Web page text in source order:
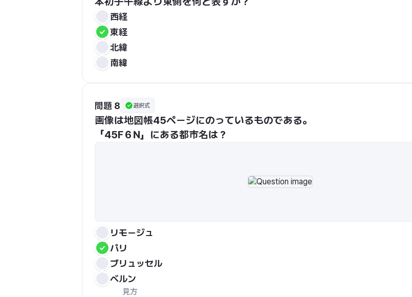
西経
東経
北緯
南緯
問題 8 選択式
画像は地図帳45ページにのっているものである。
「45F６N」にある都市名は？
リモージュ
パリ
ブリュッセル
ベルン
見方